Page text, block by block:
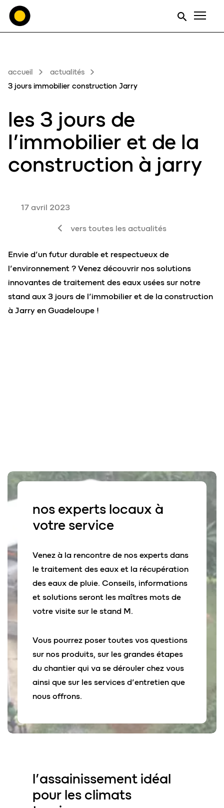
accueil
actualités
3 jours immobilier construction Jarry
les 3 jours de
l’immobilier et de la
construction à jarry
17 avril 2023
vers toutes les actualités
Envie d’un futur durable et respectueux de
l’environnement ? Venez découvrir nos solutions
innovantes de traitement des eaux usées sur notre
stand aux 3 jours de l’immobilier et de la construction
à Jarry en Guadeloupe !
nos experts locaux à
votre service
Venez à la rencontre de nos experts dans
le traitement des eaux et la récupération
des eaux de pluie. Conseils, informations
et solutions seront les maîtres mots de
votre visite sur le stand M.
Vous pourrez poser toutes vos questions
sur nos produits, sur les grandes étapes
du chantier qui va se dérouler chez vous
ainsi que sur les services d’entretien que
nous offrons.
l’assainissement idéal
pour les climats